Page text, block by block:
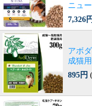
ニュ
7,326円
アボ
成猫
895円